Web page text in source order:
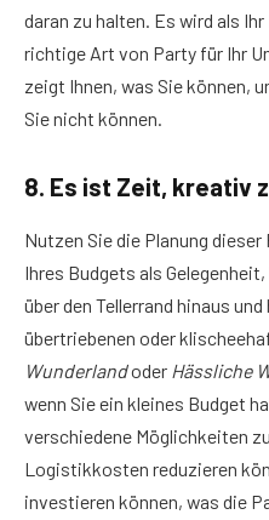
daran zu halten. Es wird als
richtige Art von Party für Ihr
zeigt Ihnen, was Sie können,
Sie nicht können.
8. Es ist Zeit, kreativ
Nutzen Sie die Planung
Ihres Budgets als
über den Tellerrand hinaus
übertriebenen oder
Wunderlandoder Hässliche
wenn Sie ein kleines Budget
verschiedene Möglichkeiten
Logistikkosten reduzieren
investieren können, was die